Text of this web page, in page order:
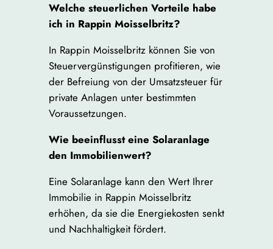
Welche steuerlichen Vorteile habe
ich in Rappin Moisselbritz?
In Rappin Moisselbritz können Sie von
Steuervergünstigungen profitieren, wie
der Befreiung von der Umsatzsteuer für
private Anlagen unter bestimmten
Voraussetzungen.
Wie beeinflusst eine Solaranlage
den Immobilienwert?
Eine Solaranlage kann den Wert Ihrer
Immobilie in Rappin Moisselbritz
erhöhen, da sie die Energiekosten senkt
und Nachhaltigkeit fördert.